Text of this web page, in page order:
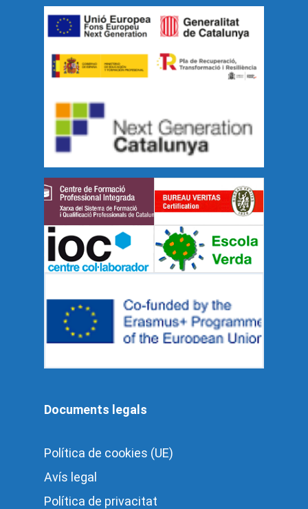
Documents legals
Política de cookies (UE)
Avís legal
Política de privacitat